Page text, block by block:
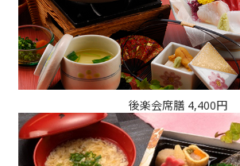
後楽会席膳 4,400円